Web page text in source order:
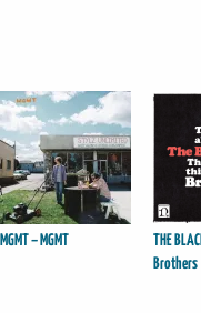
MGMT – MGMT
THE
Brothers